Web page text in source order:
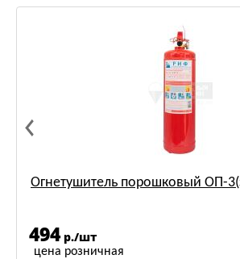
Огнетушитель порошковый ОП-
494 р./шт
цена розничная